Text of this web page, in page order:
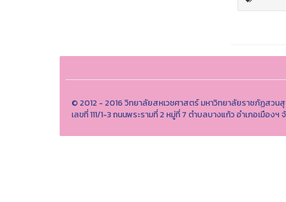
© 2012 - 2016 วิทยาลัยสหเวชศาสตร์ มหาวิทยาลัยราชภัฏสว
เลขที่ 111/1-3 ถนนพระรามที่ 2 หมู่ที่ 7 ตำบลบางแก้ว อำเภอเ